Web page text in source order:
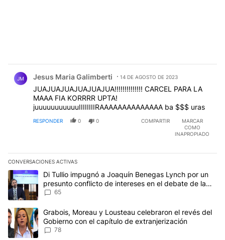
JM Jesus Maria Galimberti 14 DE AGOSTO DE 2023
JUAJUAJUAJUAJUAJUA!!!!!!!!!!!!!! CARCEL PARA LA
MAAA FIA KORRRR UPTA!
juuuuuuuuuuuIIIIIIIIRAAAAAAAAAAAAAA ba $$$ uras
RESPONDER 0 0 COMPARTIR
MARCAR
COMO
INAPROPIADO
CONVERSACIONES ACTIVAS
Este listado muestra los artículos con más comentarios en los
Un artículo de tendencia con el título "Di Tullio impugnó a
Di Tullio impugnó a Joaquín Benegas Lynch por un
presunto conflicto de intereses en el debate de la
Ley de Tierras
65
Un artículo de tendencia con el título "Grabois, Moreau y
Grabois, Moreau y Lousteau celebraron el revés del
Gobierno con el capítulo de extranjerización
78